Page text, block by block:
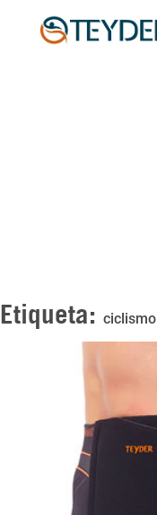
Etiqueta: ciclismo